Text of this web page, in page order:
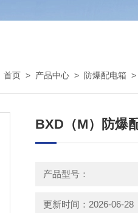
首页 > 产品中心 > 防爆配电箱 >
BXD（M）防爆
产品型号：
更新时间：2026-06-28